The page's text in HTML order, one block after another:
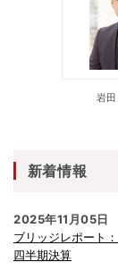
岩
新着情報
2025年11月05日
ブリッジレポート
四半期決算